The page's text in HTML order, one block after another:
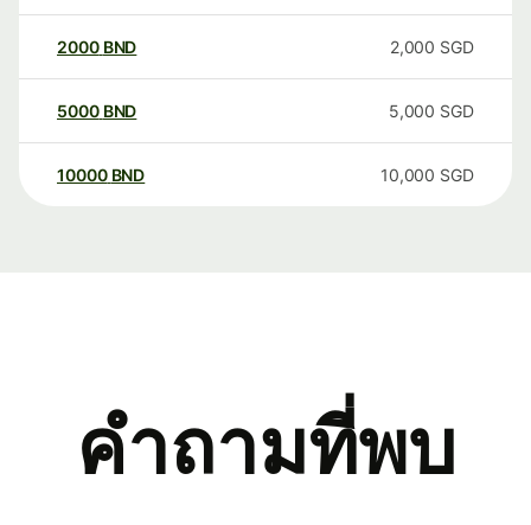
2000 BND 2,000 SGD
5000 BND 5,000 SGD
10000 BND 10,000 SGD
คำถามที่พบ